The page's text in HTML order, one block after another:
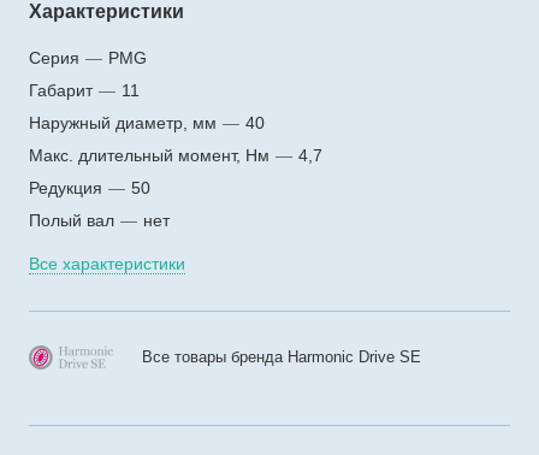
Характеристики
Серия — PMG
Габарит — 11
Наружный диаметр, мм — 40
Макс. длительный момент, Нм — 4,7
Редукция — 50
Полый вал — нет
Все характеристики
Все товары бренда Harmonic Drive SE